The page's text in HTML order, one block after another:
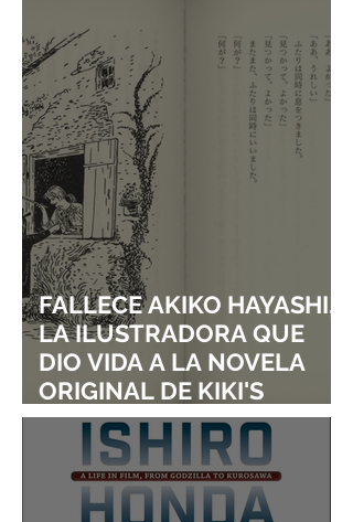
FALLECE AKIKO HAYASHI,
LA ILUSTRADORA QUE
DIO VIDA A LA NOVELA
ORIGINAL DE KIKI'S
DELIVERY SERVICE